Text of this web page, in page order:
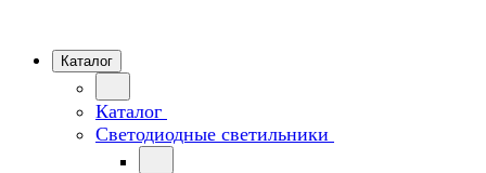
Каталог
Каталог
Светодиодные светильники